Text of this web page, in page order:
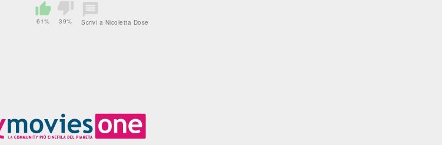
61% 39% Scrivi a Nicoletta Dose